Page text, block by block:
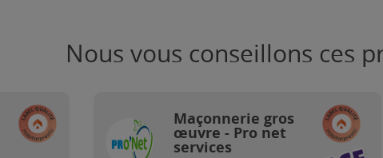
Nous vous conseillons ces
Maçonnerie gros
œuvre - Pro net
services